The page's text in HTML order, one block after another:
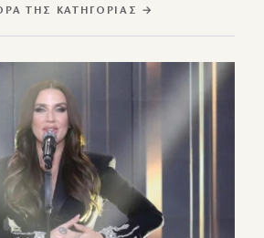
ΤΗΣ ΚΑΤΗΓΟΡΊΑΣ →